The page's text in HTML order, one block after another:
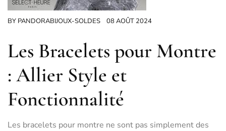
BY PANDORABIJOUX-SOLDES 08 AOÛT 2024
Les Bracelets pour Montre
: Allier Style et
Fonctionnalité
Les bracelets pour montre ne sont pas simplement des